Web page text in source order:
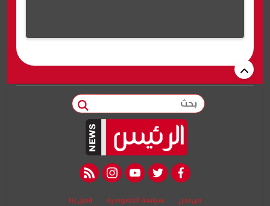
بحث
facebook
twitter
youtube
instagram
rss feed
من نحن سياسة الخصوصية اتصل بنا